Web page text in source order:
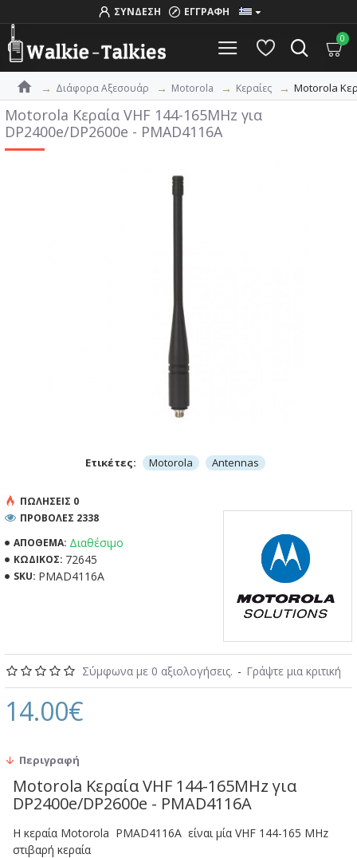
ΣΥΝΔΕΣΗ ΕΓΓΡΑΦΗ
0
Διάφορα Αξεσουάρ Motorola Κεραίες Motorola
Motorola Κεραία VHF 144-165MHz για
DP2400e/DP2600e - PMAD4116A
Ετικέτες: Motorola Antennas
ΑΠΌΘΕΜΑ: Διαθέσιμο
ΚΩΔΙΚΌΣ: 72645
SKU: PMAD4116A
ΠΩΛΉΣΕΙΣ 0
ΠΡΟΒΟΛΕΣ 2338
Σύμφωνα με 0 αξιολογήσεις. - Γράψτε μια κριτική
14.00€
Περιγραφή
Motorola Κεραία VHF 144-165MHz για
DP2400e/DP2600e - PMAD4116A
H κεραία Motorola PMAD4116A είναι μία VHF 144-165 MHz
στιβαρή κεραία